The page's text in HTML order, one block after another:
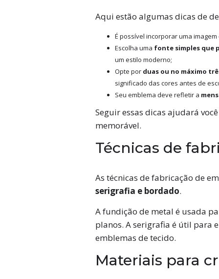
Aqui estão algumas dicas de
É possível incorporar uma
Escolha uma fonte simples que
um estilo moderno;
Opte por duas ou no máximo
significado das cores antes de
Seu emblema deve refletir a
Seguir essas dicas ajudará
memorável.
Técnicas de
As técnicas de fabricação de
serigrafia e bordado.
A fundição de metal é usada
planos. A serigrafia é útil para
emblemas de tecido.
Materiais para